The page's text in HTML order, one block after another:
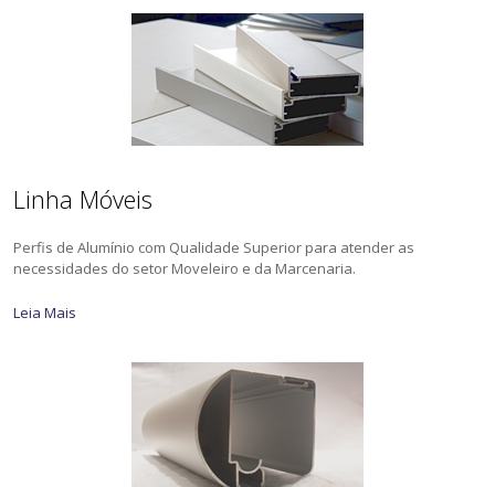
Linha Móveis
Perfis de Alumínio com Qualidade Superior para atender as
necessidades do setor Moveleiro e da Marcenaria.
Leia Mais